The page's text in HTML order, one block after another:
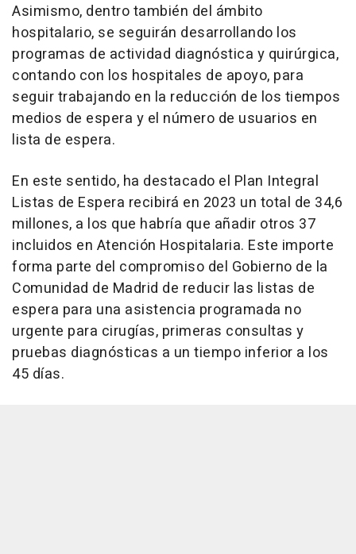
Asimismo, dentro también del ámbito
hospitalario, se seguirán desarrollando los
programas de actividad diagnóstica y quirúrgica,
contando con los hospitales de apoyo, para
seguir trabajando en la reducción de los tiempos
medios de espera y el número de usuarios en
lista de espera.
En este sentido, ha destacado el Plan Integral
Listas de Espera recibirá en 2023 un total de 34,6
millones, a los que habría que añadir otros 37
incluidos en Atención Hospitalaria. Este importe
forma parte del compromiso del Gobierno de la
Comunidad de Madrid de reducir las listas de
espera para una asistencia programada no
urgente para cirugías, primeras consultas y
pruebas diagnósticas a un tiempo inferior a los
45 días.